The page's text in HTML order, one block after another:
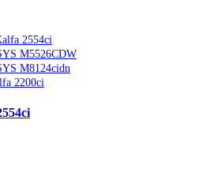
2554ci
M5526CDW
M8124cidn
2200ci